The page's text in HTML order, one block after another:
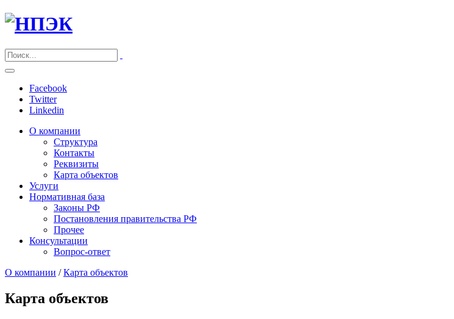
Facebook
Twitter
Linkedin
О компании
Структура
Контакты
Реквизиты
Карта объектов
Услуги
Нормативная база
Законы РФ
Постановления правительства РФ
Прочее
Консультации
Вопрос-ответ
О компании /Карта объектов
Карта объектов